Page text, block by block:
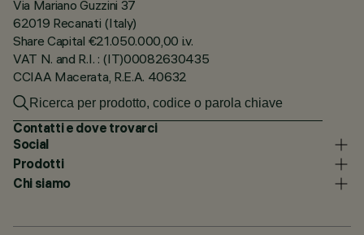
Via Mariano Guzzini 37
62019 Recanati (Italy)
Share Capital €21.050.000,00 i.v.
VAT N. and R.I. : (IT)00082630435
CCIAA Macerata, R.E.A. 40632
Contatti e dove trovarci
Social
Prodotti
Chi siamo